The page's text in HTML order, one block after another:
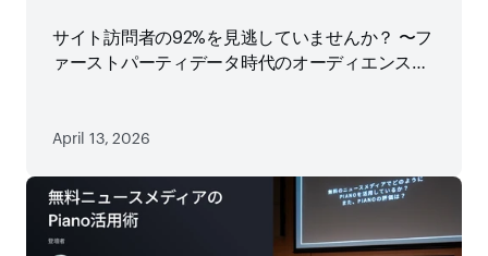
サイト訪問者の92%を見逃していませんか？ 〜フ
ァーストパーティデータ時代のオーディエンス戦
April 13, 2026